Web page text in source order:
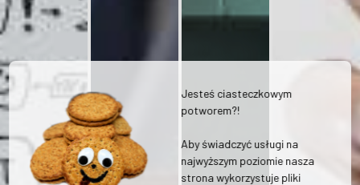
Jesteś ciasteczkowym
potworem?!
Aby świadczyć usługi na
najwyższym poziomie nasza
strona wykorzystuje pliki